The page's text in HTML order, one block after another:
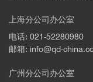
上海分公司办公室
电话: 021-52280980
邮箱: info@qd-
广州分公司办公室